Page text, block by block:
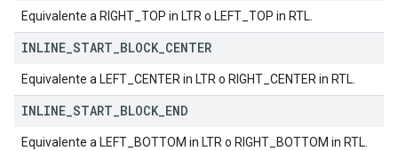
Equivalente a RIGHT_TOP in LTR o LEFT_TOP in RTL.
INLINE START BLOCK CENTER
Equivalente a LEFT_CENTER in LTR o RIGHT_CENTER in RTL.
INLINE START BLOCK END
Equivalente a LEFT_BOTTOM in LTR o RIGHT_BOTTOM in RTL.